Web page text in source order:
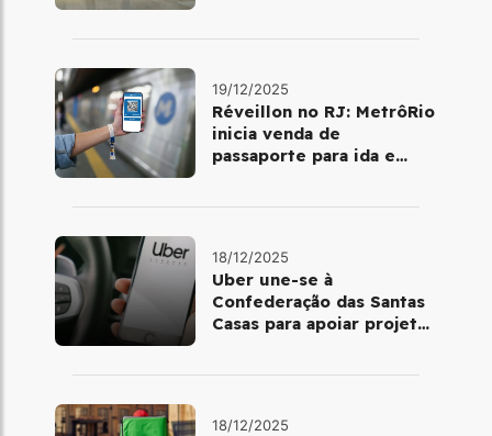
19/12/2025
Réveillon no RJ: MetrôRio
inicia venda de
passaporte para ida e
18/12/2025
Uber une-se à
Confederação das Santas
Casas para apoiar projetos
18/12/2025